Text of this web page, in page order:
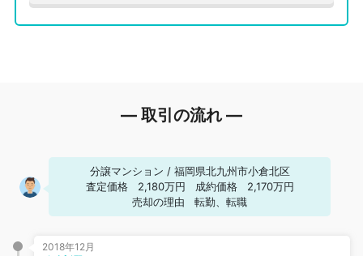
― 取引の流れ ―
分譲マンション / 福岡県北九州市小倉北区
査定価格
2,180万円 成約価格
2,170万円
売却の理由
転勤、転職
2018年12月